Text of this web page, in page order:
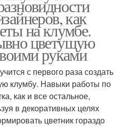
как
на клумбе.
цветущую
руками
с первого раза создать
клумбу. Навыки работы по
как и все остальное,
в декоративных целях
цветник гораздо